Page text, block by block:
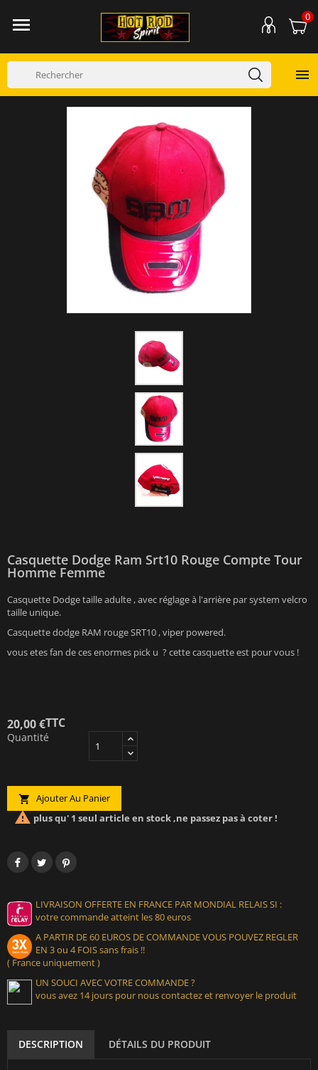
 0

Casquette Dodge Ram Srt10 Rouge Compte Tour
Homme Femme
Casquette Dodge taille adulte , avec réglage à l'arrière par system velcro
taille unique.
Casquette dodge RAM rouge SRT10 , viper powered.
vous etes fan de ces enormes pick u ? cette casquette est pour vous !
20,00 €TTC
Quantité
 Ajouter Au Panier
 plus qu' 1 seul article en stock ,ne passez pas à coter !
LIVRAISON OFFERTE EN FRANCE PAR MONDIAL RELAIS SI :
votre commande atteint les 80 euros
A PARTIR DE 60 EUROS DE COMMANDE VOUS POUVEZ REGLER
EN 3 ou 4 FOIS sans frais !!
( France uniquement )
UN SOUCI AVEC VOTRE COMMANDE ?
vous avez 14 jours pour nous contactez et renvoyer le produit
DESCRIPTION DÉTAILS DU PRODUIT